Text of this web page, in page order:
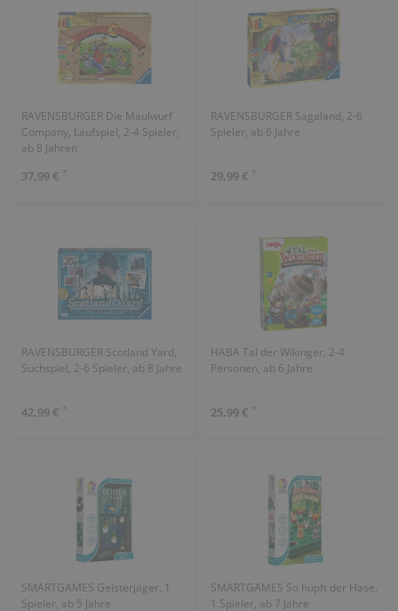
RAVENSBURGER Die Maulwurf
Company, Laufspiel, 2-4 Spieler,
ab 8 Jahren
37,99 € *
RAVENSBURGER Sagaland, 2-6
Spieler, ab 6 Jahre
29,99 € *
RAVENSBURGER Scotland Yard,
Suchspiel, 2-6 Spieler, ab 8 Jahre
42,99 € *
HABA Tal der Wikinger, 2-4
Personen, ab 6 Jahre
25,99 € *
SMARTGAMES Geisterjäger, 1
Spieler, ab 5 Jahre
SMARTGAMES So hüpft der Hase,
1 Spieler, ab 7 Jahre